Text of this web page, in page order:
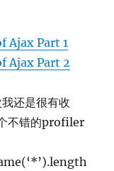
Ajax Part 1
Ajax Part 2
还是很有收
不错的profiler